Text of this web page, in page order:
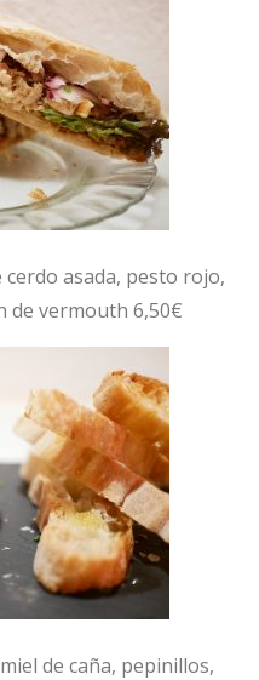
cerdo asada, pesto rojo,
de vermouth 6,50€
de caña, pepinillos,